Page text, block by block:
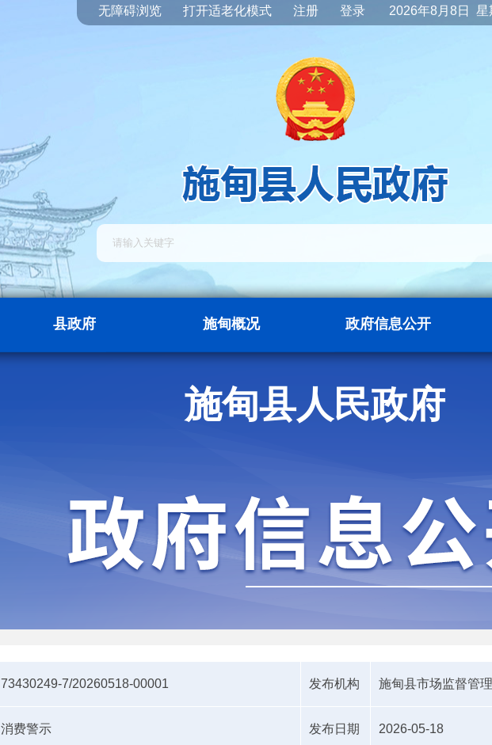
无障碍浏览 打开适老化模式 注册 登录 2026年8月8日 星
县政府 施甸概况 政府信息公开
施甸资讯
施甸县人民政府
73430249-7/20260518-00001 发布机构 施甸县市场监督管
消费警示 发布日期 2026-05-18